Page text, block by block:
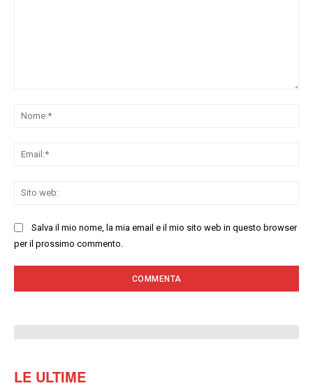
Salva il mio nome, la mia email e il mio sito web in questo browser
per il prossimo commento.
LE ULTIME